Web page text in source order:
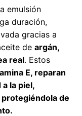
emulsión
duración,
gracias a
de argán,
real. Estos
E, reparan
la piel,
de